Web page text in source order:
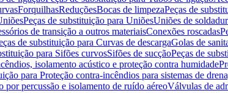
ForquilhasReduçõesBocas de limpezaPeças de
Peças de substituição para UniõesUniões de
de transição a outros materiaisConexões roscadas
de substituição para Curvas de descargaGolas de
para Sifões curvosSifões de sucçãoPeças de
isolamento acústico e proteção contra humidade
para Proteção contra-incêndios para sistemas de
percussão e isolamento de ruído aéreoVálvulas de